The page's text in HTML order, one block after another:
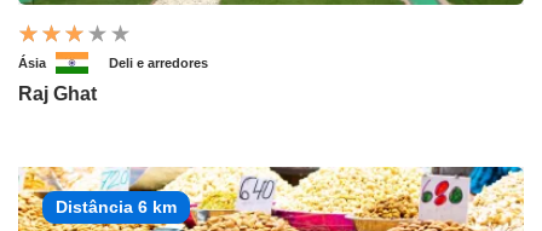
Ásia Deli e arredores
Raj Ghat
Distância 6 km